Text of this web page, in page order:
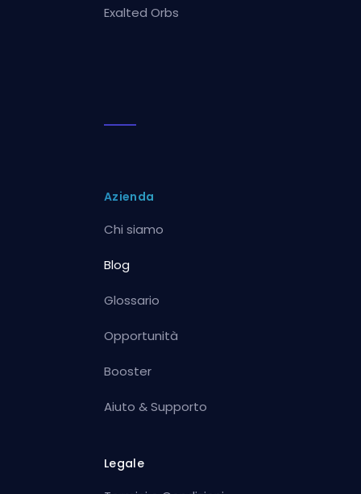
Exalted Orbs
Azienda
Chi siamo
Blog
Glossario
Opportunità
Booster
Aiuto & Supporto
Legale